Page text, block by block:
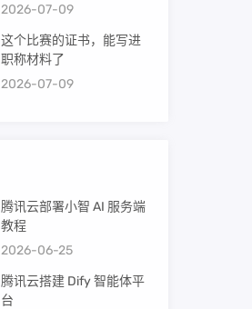
2026-07-09
这个比赛的证书，能写进
职称材料了
2026-07-09
腾讯云部署小智 AI 服务端
教程
2026-06-25
腾讯云搭建 Dify 智能体平
台